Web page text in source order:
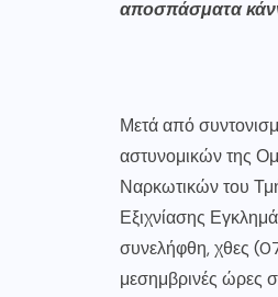
αποσπάσματα
Μετά από
αστυνομικών της
Ναρκωτικών του
Εξιχνίασης
συνελήφθη, χθες
μεσημβρινές ώρες